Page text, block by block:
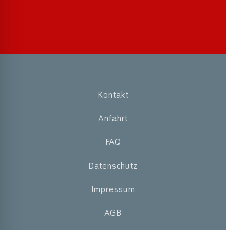
Kontakt
Anfahrt
FAQ
Datenschutz
Impressum
AGB